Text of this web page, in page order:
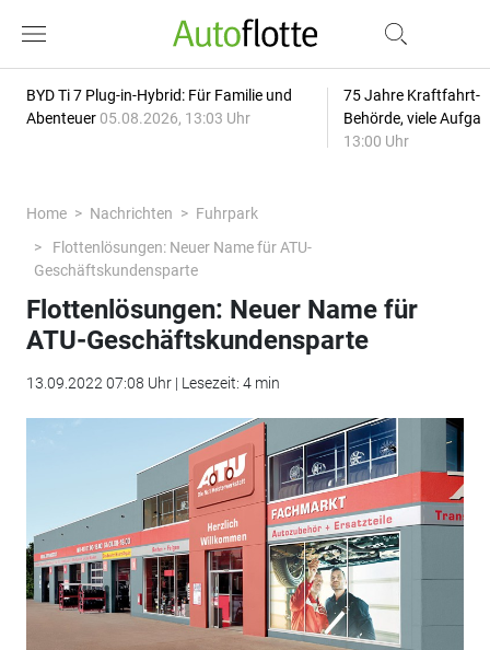
BYD Ti 7 Plug-in-Hybrid: Für Familie und
Abenteuer 05.08.2026, 13:03 Uhr
75 Jahre Kraftfahrt-
Behörde, viele
13:00 Uhr
Home Nachrichten
Fuhrpark
Flottenlösungen: Neuer Name für ATU-
Geschäftskundensparte
Flottenlösungen: Neuer Name für
ATU-Geschäftskundensparte
13.09.2022 07:08 Uhr | Lesezeit: 4 min